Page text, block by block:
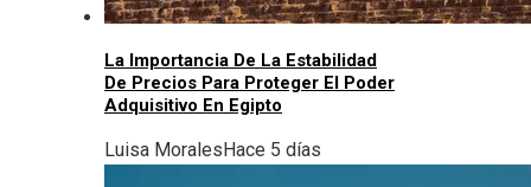
La Importancia De La Estabilidad
De Precios Para Proteger El Poder
Adquisitivo En Egipto
Luisa MoralesHace 5 días